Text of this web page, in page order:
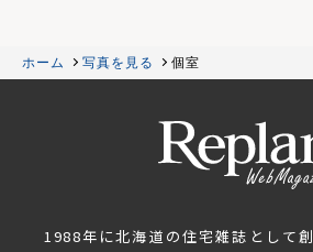
ホーム 写真を見る 個室
1988年に北海道の住宅雑誌として